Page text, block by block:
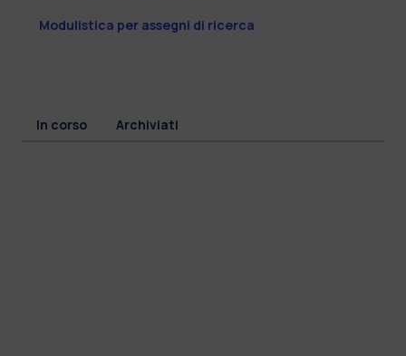
Modulistica per assegni di ricerca
In corso Archiviati